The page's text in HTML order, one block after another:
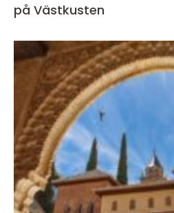
på Västkusten